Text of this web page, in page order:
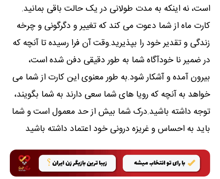
است، نه اینکه به مدت طولانی در یک حالت باقی بمانید.
کارت ماه از شما دعوت می کند که تغییر و دگرگونی و چرخه
زندگی و تقدیر خود را بپذیرید.وقت آن فرا رسیده تا آنچه که
در ضمیر نا خودآگاه شما به طور دقیقی دفن شده است،
بیرون آمده و آشکار شود.به طور معنوی این کارت از شما می
خواهد به آنچه که رویا های شما سعی دارند به شما بگویند،
توجه داشته باشید.درک شما بیش از حد معمول است و شما
باید به احساس و غریزه درونی خود اعتماد داشته باشید